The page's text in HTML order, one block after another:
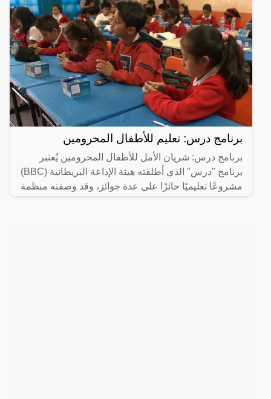
برنامج درس: تعليم للأطفال المحرومين
برنامج درس: شريان الأمل للأطفال المحرومين يُعتبر
برنامج "درس" الذي أطلقته هيئة الإذاعة البريطانية (BBC)
مشروعًا تعليميًا حائزًا على عدة جوائز، وقد وصفته منظمة